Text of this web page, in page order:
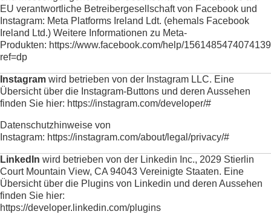
EU verantwortliche Betreibergesellschaft von Facebook und
Instagram: Meta Platforms Ireland Ldt. (ehemals Facebook
Ireland Ltd.) Weitere Informationen zu Meta-
Produkten: https://www.facebook.com/help/
ref=dp
Instagram wird betrieben von der Instagram LLC. Eine
Übersicht über die Instagram-Buttons und deren Aussehen
finden Sie hier: https://instagram.com/developer/#
Datenschutzhinweise von
Instagram: https://instagram.com/about/legal/privacy/#
LinkedIn wird betrieben von der Linkedin Inc., 2029 Stierlin
Court Mountain View, CA 94043 Vereinigte Staaten. Eine
Übersicht über die Plugins von Linkedin und deren Aussehen
finden Sie hier:
https://developer.linkedin.com/plugins